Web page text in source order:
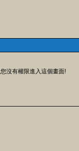
沒有權限進入這個畫面!